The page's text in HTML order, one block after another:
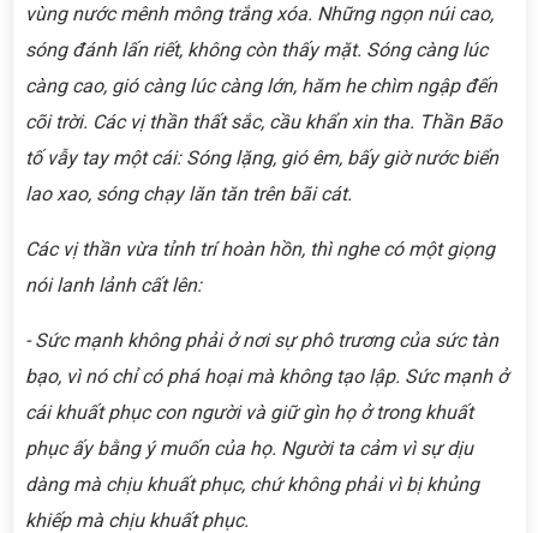
vùng nước mênh mông trắng xóa. Những ngọn núi cao,
sóng đánh lấn riết, không còn thấy mặt. Sóng càng lúc
càng cao, gió càng lúc càng lớn, hăm he chìm ngập đến
cõi trời. Các vị thần thất sắc, cầu khẩn xin tha. Thần Bão
tố vẫy tay một cái: Sóng lặng, gió êm, bấy giờ nước biển
lao xao, sóng chạy lăn tăn trên bãi cát.
Các vị thần vừa tỉnh trí hoàn hồn, thì nghe có một giọng
nói lanh lảnh cất lên:
- Sức mạnh không phải ở nơi sự phô trương của sức tàn
bạo, vì nó chỉ có phá hoại mà không tạo lập. Sức mạnh ở
cái khuất phục con người và giữ gìn họ ở trong khuất
phục ấy bằng ý muốn của họ. Người ta cảm vì sự dịu
dàng mà chịu khuất phục, chứ không phải vì bị khủng
khiếp mà chịu khuất phục.